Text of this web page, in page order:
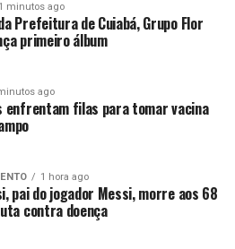
cinco anos depois, em 1953.
negócio que confeccionava
na cor azul brilhante e com
permitiu vestir calças sem
conquistou diversas federações
atletismo -que a adotou nos
em 1948, segundo a AFP.
de iogurte ‘light’. Receita
minutos ago
Prefeitura de Cuiabá, Grupo Flor
primeiro álbum
ago
enfrentam filas para tomar vacina
1 hora ago
pai do jogador Messi, morre aos 68
contra doença